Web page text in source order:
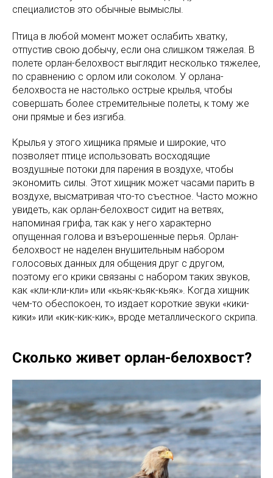
специалистов это обычные вымыслы.
Птица в любой момент может ослабить хватку,
отпустив свою добычу, если она слишком тяжелая. В
полете орлан-белохвост выглядит несколько тяжелее,
по сравнению с орлом или соколом. У орлана-
белохвоста не настолько острые крылья, чтобы
совершать более стремительные полеты, к тому же
они прямые и без изгиба.
Крылья у этого хищника прямые и широкие, что
позволяет птице использовать восходящие
воздушные потоки для парения в воздухе, чтобы
экономить силы. Этот хищник может часами парить в
воздухе, высматривая что-то съестное. Часто можно
увидеть, как орлан-белохвост сидит на ветвях,
напоминая грифа, так как у него характерно
опущенная голова и взъерошенные перья. Орлан-
белохвост не наделен внушительным набором
голосовых данных для общения друг с другом,
поэтому его крики связаны с набором таких звуков,
как «кли-кли-кли» или «кьяк-кьяк-кьяк». Когда хищник
чем-то обеспокоен, то издает короткие звуки «кики-
кики» или «кик-кик-кик», вроде металлического скрипа.
Сколько живет орлан-белохвост?